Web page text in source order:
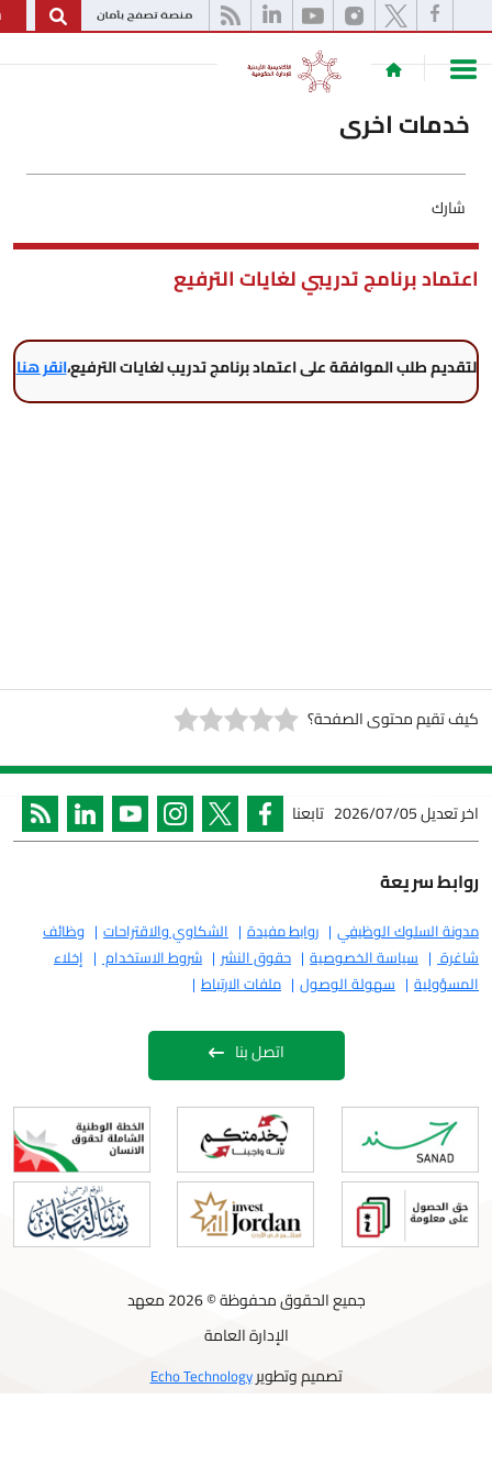
English
اخرى
تدريبي لغايات الترفيع
الموافقة على اعتماد برنامج تدريب لغايات الترفيع،انقر هنا
محتوى الصفحة؟
2026/07/05 تابعنا
الوظيفي روابط مفيدة الشكاوي والاقتراحات
وظائف
سياسة الخصوصية
حقوق النشر شروط الاستخدام
إخلاء
سهولة الوصول ملفات الارتباط
جميع الحقوق محفوظة © 2026 معهد
الإدارة العامة
تصميم وتطويرEcho Technology